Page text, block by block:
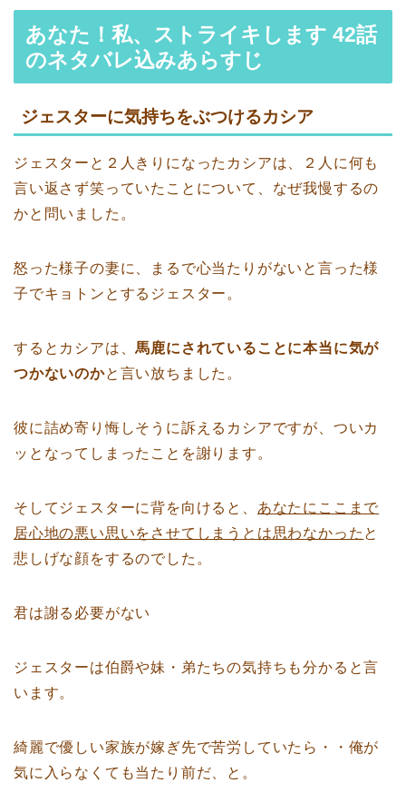
あなた！私、ストライキします 42話
のネタバレ込みあらすじ
ジェスターに気持ちをぶつけるカシア
ジェスターと２人きりになったカシアは、２人に何も
言い返さず笑っていたことについて、なぜ我慢するの
かと問いました。
怒った様子の妻に、まるで心当たりがないと言った様
子でキョトンとするジェスター。
するとカシアは、馬鹿にされていることに本当に気が
つかないのかと言い放ちました。
彼に詰め寄り悔しそうに訴えるカシアですが、ついカ
ッとなってしまったことを謝ります。
そしてジェスターに背を向けると、 あなたにここまで
居心地の悪い思いをさせてしまうとは思わなかった と
悲しげな顔をするのでした。
君は謝る必要がない
ジェスターは伯爵や妹・弟たちの気持ちも分かると言
います。
綺麗で優しい家族が嫁ぎ先で苦労していたら・・俺が
気に入らなくても当たり前だ、と。